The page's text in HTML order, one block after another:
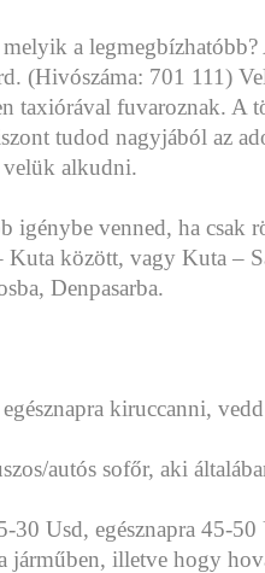
a
(Hivószáma: 701 111)
taxiórával fuvaroznak. A
tudod nagyjából az
alkudni.
igénybe venned, ha csak
Kuta között, vagy Kuta –
Denpasarba.
kiruccanni,
autós sofőr, aki
Usd, egésznapra 45-50
illetve hogy